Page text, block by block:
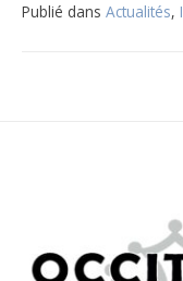
Publié dans Actualités,